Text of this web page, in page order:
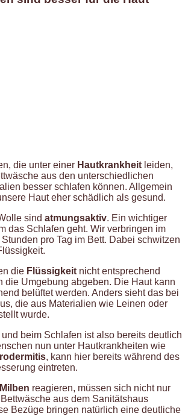
die unter einer Hautkrankheit leiden,
aus den unterschiedlichen
besser schlafen können. Allgemein
Haut eher schädlich als gesund.
sind atmungsaktiv. Ein wichtiger
das Schlafen geht. Wir verbringen im
pro Tag im Bett. Dabei schwitzen
die Flüssigkeit nicht entsprechend
die Umgebung abgeben. Die Haut kann
belüftet werden. Anders sieht das bei
die aus Materialien wie Leinen oder
wurde.
beim Schlafen ist also bereits deutlich
nun unter Hautkrankheiten wie
, kann hier bereits während des
eintreten.
Milben reagieren, müssen sich nicht nur
aus dem Sanitätshaus
Bezüge bringen natürlich eine deutliche